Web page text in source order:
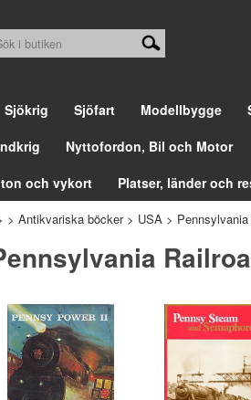
Sjökrig Sjöfart Modellbygge
Nyttofordon, Bil och Motor
och vykort Platser, länder och
> Antikvariska böcker> USA >